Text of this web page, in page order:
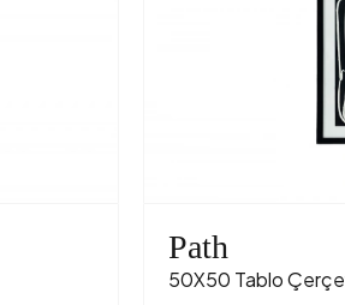
Path
50X50 Tablo